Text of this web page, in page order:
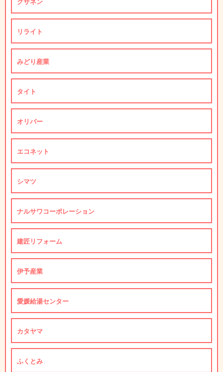
リライト
みどり産業
タイト
オリバー
エコネット
シマツ
ナルサワコーポレーション
建匠リフォーム
伊予産業
愛媛給湯センター
カタヤマ
ふくとみ